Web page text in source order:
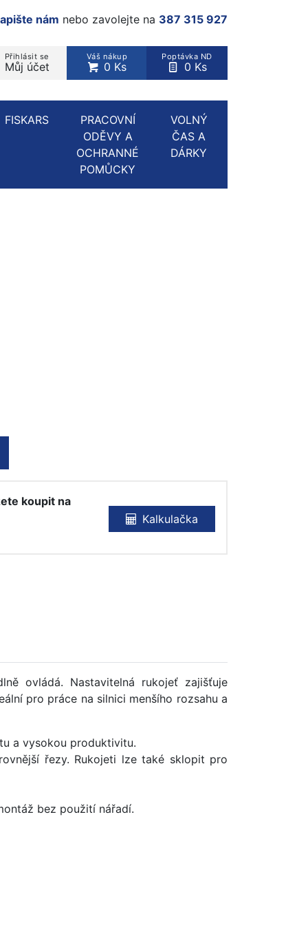
nám nebo zavolejte na 387 315 927
Přihlásit se
Můj účet
Váš nákup
0 Ks
Poptávka ND
0 Ks
kategorie...
FISKARS
PRACOVNÍ
ODĚVY A
OCHRANNÉ
POMŮCKY
VOLNÝ
ČAS A
DÁRKY
koupit na
Kalkulačka
ovládá. Nastavitelná rukojeť zajišťuje
pro práce na silnici menšího rozsahu a
a vysokou produktivitu.
řezy. Rukojeti lze také sklopit pro
bez použití nářadí.